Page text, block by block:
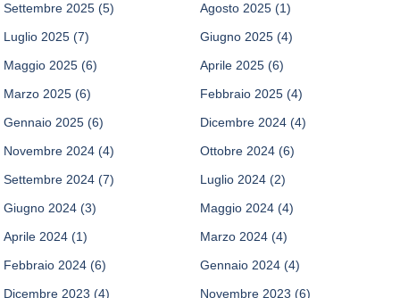
Settembre 2025 (5) Agosto 2025 (1)
Luglio 2025 (7) Giugno 2025 (4)
Maggio 2025 (6) Aprile 2025 (6)
Marzo 2025 (6) Febbraio 2025 (4)
Gennaio 2025 (6) Dicembre 2024 (4)
Novembre 2024 (4) Ottobre 2024 (6)
Settembre 2024 (7) Luglio 2024 (2)
Giugno 2024 (3) Maggio 2024 (4)
Aprile 2024 (1) Marzo 2024 (4)
Febbraio 2024 (6) Gennaio 2024 (4)
Dicembre 2023 (4) Novembre 2023 (6)